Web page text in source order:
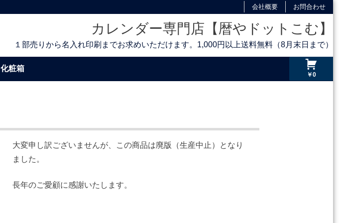
会社概要 お問合わせ
カレンダー専門店【暦やドットこむ】
１部売りから名入れ印刷までお求めいただけます。1,000円以上送料無料（8月末日まで）
化粧箱
￥0
大変申し訳ございませんが、この商品は廃版（生産中止）となり
ました。
長年のご愛顧に感謝いたします。